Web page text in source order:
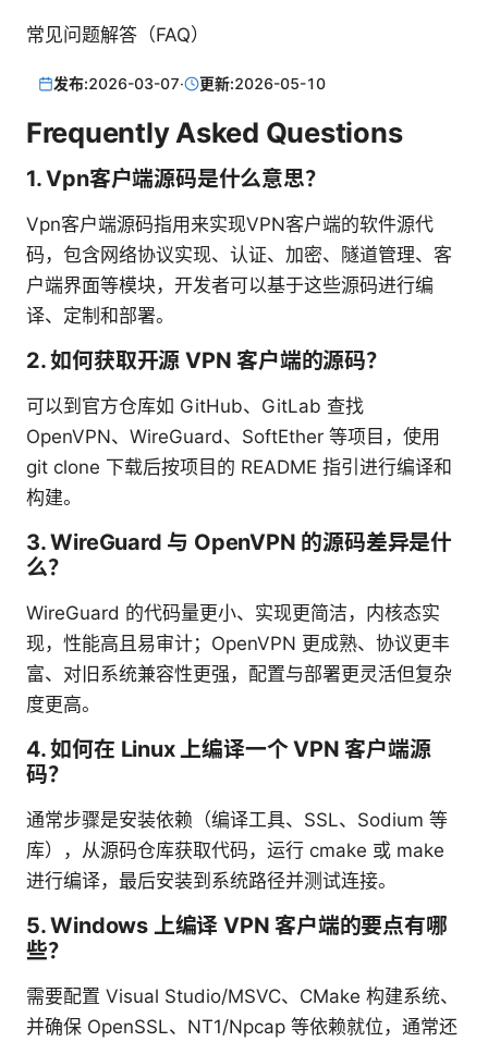
常见问题解答（FAQ）
发布:2026-03-07· 更新:2026-05-10
Frequently Asked Questions
1. Vpn客户端源码是什么意思？
Vpn客户端源码指用来实现VPN客户端的软件源代
码，包含网络协议实现、认证、加密、隧道管理、客
户端界面等模块，开发者可以基于这些源码进行编
译、定制和部署。
2. 如何获取开源 VPN 客户端的源码？
可以到官方仓库如 GitHub、GitLab 查找
OpenVPN、WireGuard、SoftEther 等项目，使用
git clone 下载后按项目的 README 指引进行编译和
构建。
3. WireGuard 与 OpenVPN 的源码差异是什
么？
WireGuard 的代码量更小、实现更简洁，内核态实
现，性能高且易审计；OpenVPN 更成熟、协议更丰
富、对旧系统兼容性更强，配置与部署更灵活但复杂
度更高。
4. 如何在 Linux 上编译一个 VPN 客户端源
码？
通常步骤是安装依赖（编译工具、SSL、Sodium 等
库），从源码仓库获取代码，运行 cmake 或 make
进行编译，最后安装到系统路径并测试连接。
5. Windows 上编译 VPN 客户端的要点有哪
些？
需要配置 Visual Studio/MSVC、CMake 构建系统、
并确保 OpenSSL、NT1/Npcap 等依赖就位，通常还